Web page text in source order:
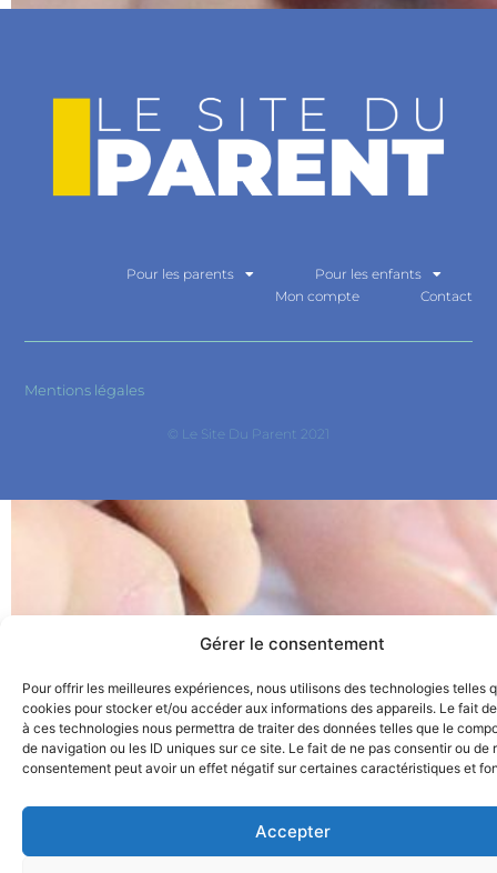
Gérer le consentement
Pour offrir les meilleures expériences, nous utilisons des technologies telles
cookies pour stocker et/ou accéder aux informations des appareils. Le fait
à ces technologies nous permettra de traiter des données telles que le
de navigation ou les ID uniques sur ce site. Le fait de ne pas consentir ou de
consentement peut avoir un effet négatif sur certaines caractéristiques et
Accepter
Pour les parents
Pour les enfants
Mon compte
Contact
Mentions légales
© Le Site Du Parent 2021